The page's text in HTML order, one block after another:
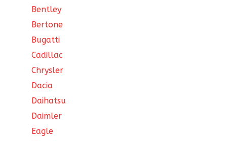
Bentley
Bertone
Bugatti
Cadillac
Chrysler
Dacia
Daihatsu
Daimler
Eagle